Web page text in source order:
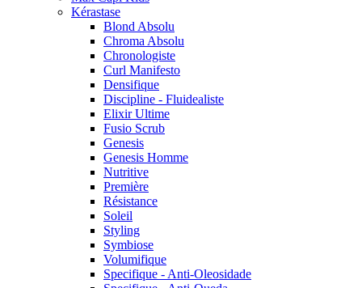
Kérastase
Blond Absolu
Chroma Absolu
Chronologiste
Curl Manifesto
Densifique
Discipline - Fluidealiste
Elixir Ultime
Fusio Scrub
Genesis
Genesis Homme
Nutritive
Première
Résistance
Soleil
Styling
Symbiose
Volumifique
Specifique - Anti-Oleosidade